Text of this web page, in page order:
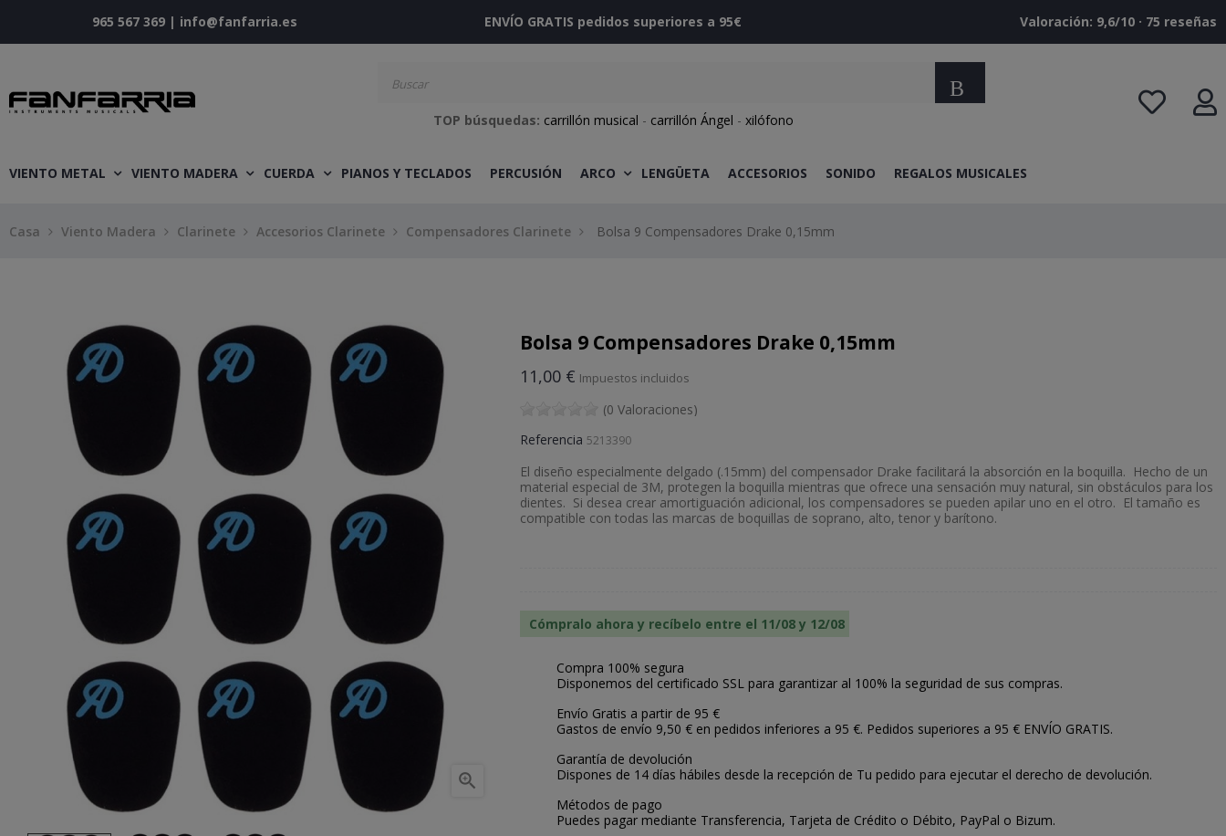
965 567 369 | info@fanfarria.es ENVÍO GRATIS pedidos superiores a 95€ Valoración: 9,6/10 · ‎75 reseñas
Buscar
TOP búsquedas: carrillón musical - carrillón Ángel - xilófono
VIENTO METAL VIENTO MADERA CUERDA PIANOS Y TECLADOS PERCUSIÓN ARCO LENGÜETA ACCESORIOS SONIDO REGALOS MUSICALES
Casa Viento Madera Clarinete Accesorios Clarinete Compensadores Clarinete Bolsa 9 Compensadores Drake 0,15mm

Bolsa 9 Compensadores Drake 0,15mm
11,00 € Impuestos incluidos
(0 Valoraciones)
Referencia 5213390
El diseño especialmente delgado (.15mm) del compensador Drake facilitará la absorción en la boquilla. Hecho de un
material especial de 3M, protegen la boquilla mientras que ofrece una sensación muy natural, sin obstáculos para los
dientes. Si desea crear amortiguación adicional, los compensadores se pueden apilar uno en el otro. El tamaño es
compatible con todas las marcas de boquillas de soprano, alto, tenor y barítono.
Cómpralo ahora y recíbelo entre el 11/08 y 12/08
Compra 100% segura
Disponemos del certificado SSL para garantizar al 100% la seguridad de sus compras.
Envío Gratis a partir de 95 €
Gastos de envío 9,50 € en pedidos inferiores a 95 €. Pedidos superiores a 95 € ENVÍO GRATIS.
Garantía de devolución
Dispones de 14 días hábiles desde la recepción de Tu pedido para ejecutar el derecho de devolución.
Métodos de pago
Puedes pagar mediante Transferencia, Tarjeta de Crédito o Débito, PayPal o Bizum.